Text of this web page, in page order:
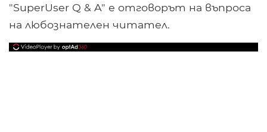
"SuperUser Q & A" е отговорът на въпроса
на любознателен читател.